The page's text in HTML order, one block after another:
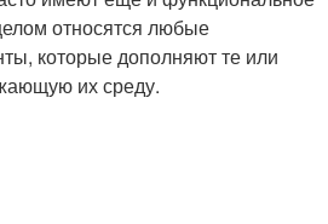
относятся любые
которые дополняют те или
их среду.